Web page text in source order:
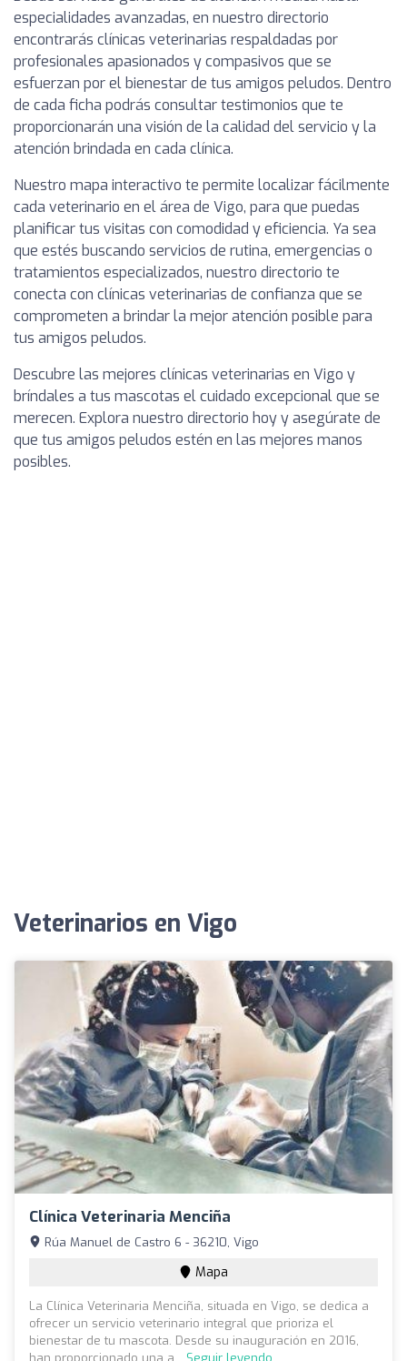
especialidades avanzadas, en nuestro directorio
encontrarás clínicas veterinarias respaldadas por
profesionales apasionados y compasivos que se
esfuerzan por el bienestar de tus amigos peludos. Dentro
de cada ficha podrás consultar testimonios que te
proporcionarán una visión de la calidad del servicio y la
atención brindada en cada clínica.
Nuestro mapa interactivo te permite localizar fácilmente
cada veterinario en el área de Vigo, para que puedas
planificar tus visitas con comodidad y eficiencia. Ya sea
que estés buscando servicios de rutina, emergencias o
tratamientos especializados, nuestro directorio te
conecta con clínicas veterinarias de confianza que se
comprometen a brindar la mejor atención posible para
tus amigos peludos.
Descubre las mejores clínicas veterinarias en Vigo y
bríndales a tus mascotas el cuidado excepcional que se
merecen. Explora nuestro directorio hoy y asegúrate de
que tus amigos peludos estén en las mejores manos
posibles.
Veterinarios en Vigo
Clínica Veterinaria Menciña
Rúa Manuel de Castro 6 - 36210, Vigo
Mapa
La Clínica Veterinaria Menciña, situada en Vigo, se dedica a
ofrecer un servicio veterinario integral que prioriza el
bienestar de tu mascota. Desde su inauguración en 2016,
han proporcionado una a... Seguir leyendo